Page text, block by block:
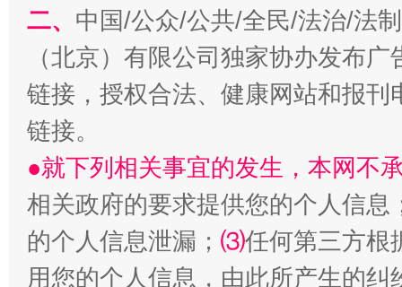
受贿1.44亿！段成刚被判无期 从幼
二、 中国/公众/公共/全民/法治/法
（北京）有限公司独家协办发布
链接，授权合法、健康网站和报
链接。
●就下列相关事宜的发生，本网不
相关政府的要求提供您的个人信息
的个人信息泄漏； ⑶任何第三方根
用您的个人信息，由此所产生的纠